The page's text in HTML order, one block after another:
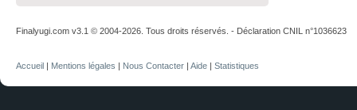
Finalyugi.com v3.1 © 2004-2026. Tous droits réservés. - Déclaration CNIL n°1036623
Accueil Mentions légales Nous Contacter Aide Statistiques